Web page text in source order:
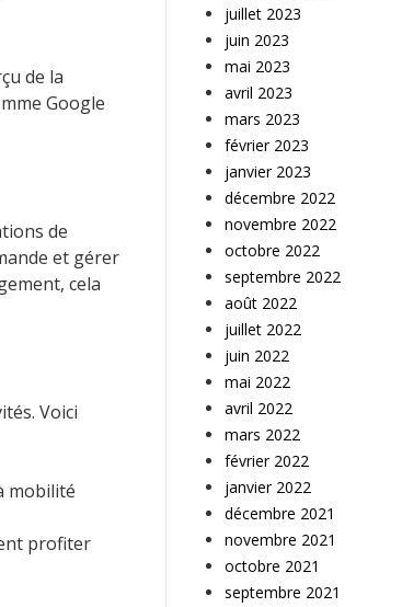
de la
Google
de
et gérer
cela
Voici
mobilité
profiter
juillet 2023
juin 2023
mai 2023
avril 2023
mars 2023
février 2023
janvier 2023
décembre 2022
novembre 2022
octobre 2022
septembre 2022
août 2022
juillet 2022
juin 2022
mai 2022
avril 2022
mars 2022
février 2022
janvier 2022
décembre 2021
novembre 2021
octobre 2021
septembre 2021